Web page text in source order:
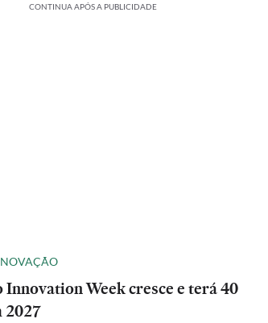
CONTINUA APÓS A PUBLICIDADE
Innovation Week cresce e terá 40
2027